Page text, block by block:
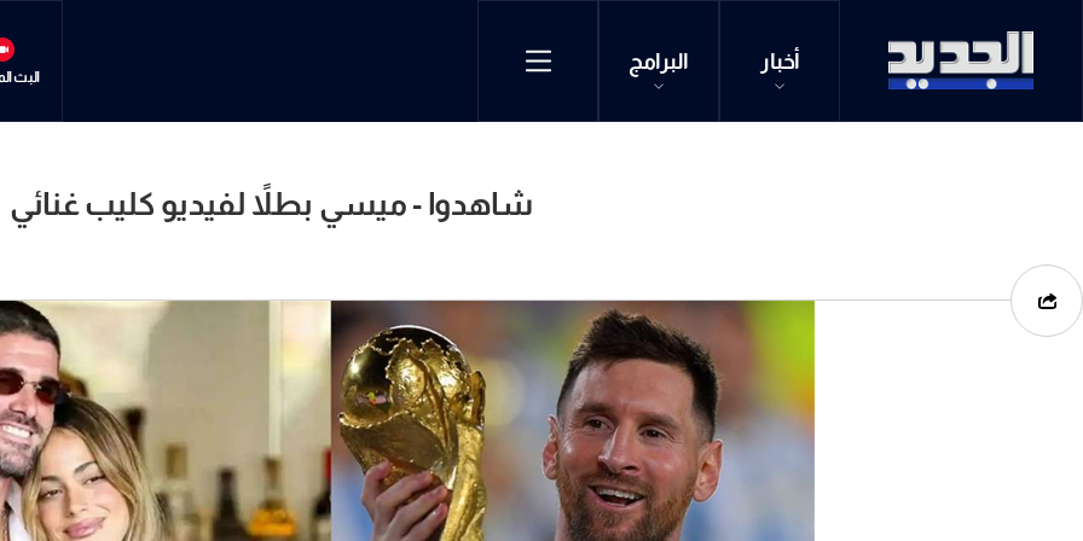
أخبار البرامج
البث
شاهدوا - ميسي بطلاً لفيديو كليب غنائي